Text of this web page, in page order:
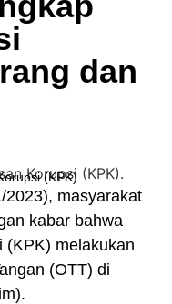
dan
(KPK).
masyarakat
kabar bahwa
(KPK) melakukan
(OTT) di
).